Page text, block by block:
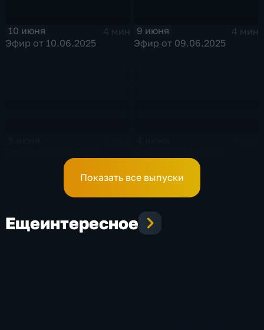
10 июня
4 мин
Эфир от 10.06.2025
9 июня
4 мин
Эфир от 09.06.2025
Показать все выпуски
Ещеинтересное